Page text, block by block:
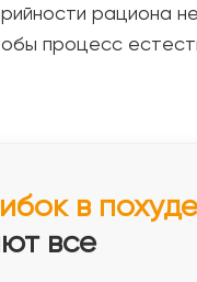
рациона
процесс
в
все